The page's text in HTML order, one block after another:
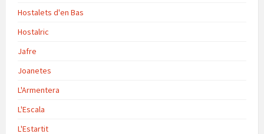
Hostalets d'en Bas
Hostalric
Jafre
Joanetes
L'Armentera
L'Escala
L'Estartit